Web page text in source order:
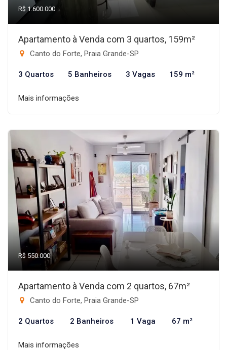
R$ 1.600.000
Apartamento à Venda com 3 quartos, 159m²
Canto do Forte, Praia Grande-SP
3 Quartos 5 Banheiros 3 Vagas 159 m²
Mais informações
R$ 550.000
Apartamento à Venda com 2 quartos, 67m²
Canto do Forte, Praia Grande-SP
2 Quartos 2 Banheiros 1 Vaga 67 m²
Mais informações